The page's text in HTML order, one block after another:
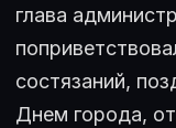
глава
состязаний,
Днем города,